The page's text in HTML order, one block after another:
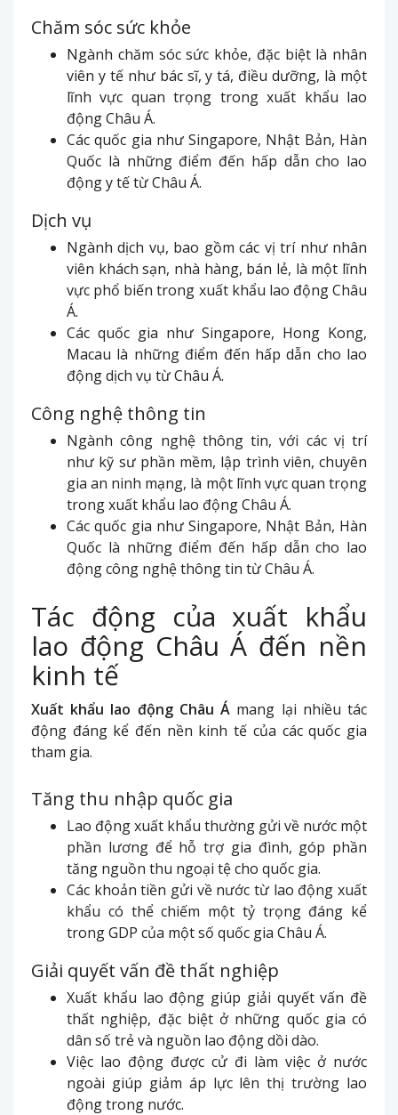
Chăm sóc sức khỏe
Ngành chăm sóc sức khỏe, đặc biệt là nhân
viên y tế như bác sĩ, y tá, điều dưỡng, là một
lĩnh vực quan trọng trong xuất khẩu lao
động Châu Á.
Các quốc gia như Singapore, Nhật Bản, Hàn
Quốc là những điểm đến hấp dẫn cho lao
động y tế từ Châu Á.
Dịch vụ
Ngành dịch vụ, bao gồm các vị trí như nhân
viên khách sạn, nhà hàng, bán lẻ, là một lĩnh
vực phổ biến trong xuất khẩu lao động Châu
Á.
Các quốc gia như Singapore, Hong Kong,
Macau là những điểm đến hấp dẫn cho lao
động dịch vụ từ Châu Á.
Công nghệ thông tin
Ngành công nghệ thông tin, với các vị trí
như kỹ sư phần mềm, lập trình viên, chuyên
gia an ninh mạng, là một lĩnh vực quan trọng
trong xuất khẩu lao động Châu Á.
Các quốc gia như Singapore, Nhật Bản, Hàn
Quốc là những điểm đến hấp dẫn cho lao
động công nghệ thông tin từ Châu Á.
Tác động của xuất khẩu
lao động Châu Á đến nền
kinh tế
Xuất khẩu lao động Châu Á mang lại nhiều tác
động đáng kể đến nền kinh tế của các quốc gia
tham gia.
Tăng thu nhập quốc gia
Lao động xuất khẩu thường gửi về nước một
phần lương để hỗ trợ gia đình, góp phần
tăng nguồn thu ngoại tệ cho quốc gia.
Các khoản tiền gửi về nước từ lao động xuất
khẩu có thể chiếm một tỷ trọng đáng kể
trong GDP của một số quốc gia Châu Á.
Giải quyết vấn đề thất nghiệp
Xuất khẩu lao động giúp giải quyết vấn đề
thất nghiệp, đặc biệt ở những quốc gia có
dân số trẻ và nguồn lao động dồi dào.
Việc lao động được cử đi làm việc ở nước
ngoài giúp giảm áp lực lên thị trường lao
động trong nước.